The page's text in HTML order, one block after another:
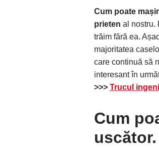
Cum poate
prieten al nostru.
trăim fără ea.
majoritatea
care continuă să
interesant în
>>> Trucul
Cum
uscător